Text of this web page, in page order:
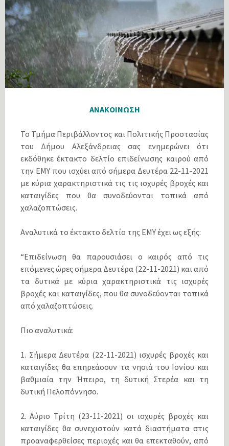
ΑΝΑΚΟΙΝΩΣΗ
Το Τμήμα Περιβάλλοντος και Πολιτικής Προστασίας
του Δήμου Αλεξάνδρειας σας ενημερώνει ότι
εκδόθηκε έκτακτο δελτίο επιδείνωσης καιρού από
την ΕΜΥ που ισχύει από σήμερα Δευτέρα 22-11-2021
με κύρια χαρακτηριστικά τις τις ισχυρές βροχές και
καταιγίδες που θα συνοδεύονται τοπικά από
χαλαζοπτώσεις.
Αναλυτικά το έκτακτο δελτίο της ΕΜΥ έχει ως εξής:
“Επιδείνωση θα παρουσιάσει ο καιρός από τις
επόμενες ώρες σήμερα Δευτέρα (22-11-2021) και από
τα δυτικά με κύρια χαρακτηριστικά τις ισχυρές
βροχές και καταιγίδες, που θα συνοδεύονται τοπικά
από χαλαζοπτώσεις.
Πιο αναλυτικά:
1. Σήμερα Δευτέρα (22-11-2021) ισχυρές βροχές και
καταιγίδες θα επηρεάσουν τα νησιά του Ιονίου και
βαθμιαία την Ήπειρο, τη δυτική Στερέα και τη
δυτική Πελοπόννησο.
2. Αύριο Τρίτη (23-11-2021) οι ισχυρές βροχές και
καταιγίδες θα συνεχιστούν κατά διαστήματα στις
προαναφερθείσες περιοχές και θα επεκταθούν, από